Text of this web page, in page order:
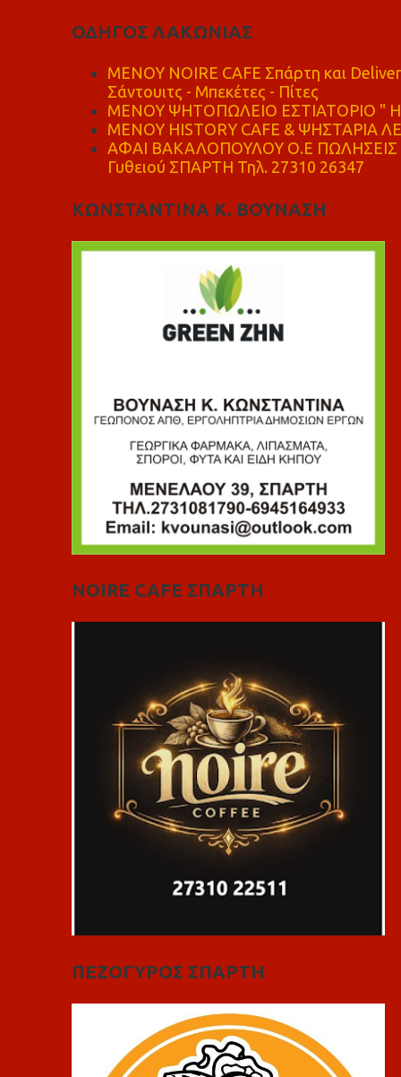
ΟΔΗΓΟΣ ΛΑΚΩΝΙΑΣ
MENOY NOIRE CAFE Σπάρτη και
Σάντουιτς - Μπεκέτες - Πίτες
ΜΕΝΟΥ ΨΗΤΟΠΩΛΕΙΟ ΕΣΤΙΑΤΟΡΙΟ "
ΜΕΝΟΥ HISTORY CAFE & ΨΗΣΤΑΡΙΑ
ΑΦΑΙ ΒΑΚΑΛΟΠΟΥΛΟΥ Ο.Ε ΠΩΛΗΣΕΙΣ
Γυθειού ΣΠΑΡΤΗ Τηλ. 27310 26347
ΚΩΝΣΤΑΝΤΙΝΑ Κ. ΒΟΥΝΑΣΗ
NOIRE CAFE ΣΠΑΡΤΗ
ΠΕΖΟΓΥΡΟΣ ΣΠΑΡΤΗ